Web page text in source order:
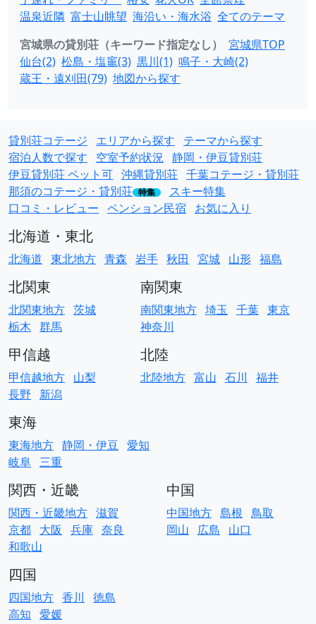
温泉近隣 富士山眺望 海沿い・海水浴 全てのテーマ
宮城県の貸別荘（キーワード指定なし）
宮城県TOP
仙台(2) 松島・塩竈(3) 黒川(1) 鳴子・大崎(2)
蔵王・遠刈田(79) 地図から探す
貸別荘コテージ エリアから探す
テーマから探す
宿泊人数で探す
空室予約状況 静岡・伊豆貸別荘
伊豆貸別荘 ペット可 沖縄貸別荘 千葉コテージ・貸別荘
那須のコテージ・貸別荘 特集
スキー特集
口コミ・レビュー ペンション民宿 お気に入り
北海道・東北
北海道 東北地方 青森 岩手 秋田 宮城 山形 福島
北関東
北関東地方 茨城
栃木 群馬
南関東
南関東地方 埼玉 千葉 東京
神奈川
甲信越
甲信越地方 山梨
長野
新潟
北陸
北陸地方 富山 石川 福井
東海
東海地方 静岡・伊豆 愛知
岐阜 三重
関西・近畿
関西・近畿地方 滋賀
京都 大阪 兵庫 奈良
和歌山
中国
中国地方 島根 鳥取
岡山
広島 山口
四国
四国地方 香川
徳島
高知 愛媛